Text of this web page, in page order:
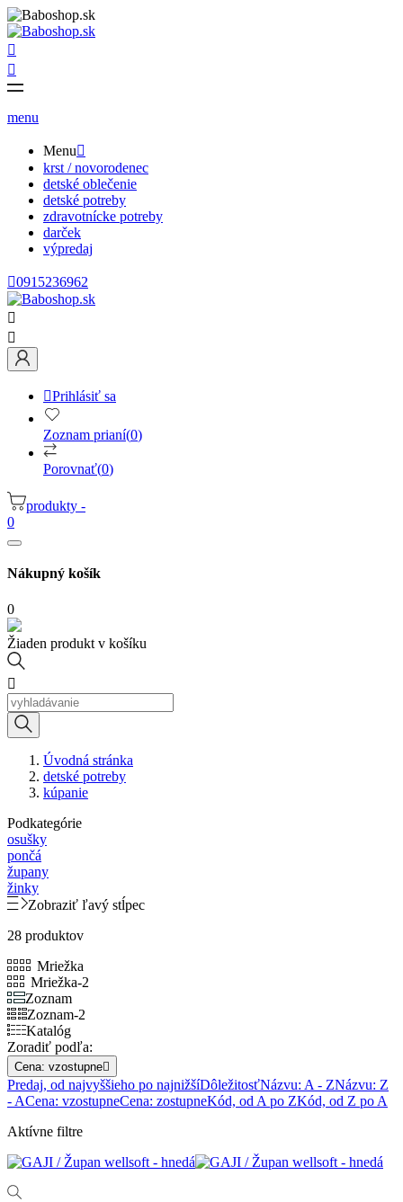


menu
Menu
krst / novorodenec
detské oblečenie
detské potreby
zdravotnícke potreby
darček
výpredaj
0915236962


Prihlásiť sa
Zoznam prianí(0)
Porovnať(0)
produkty -
0
Nákupný košík
0
Žiaden produkt v košíku

Úvodná stránka
detské potreby
kúpanie
Podkategórie
osušky
pončá
župany
žinky
Zobraziť ľavý stĺpec
28 produktov
Mriežka
Mriežka-2
Zoznam
Zoznam-2
Katalóg
Zoradiť podľa:
Cena: vzostupne
Predaj, od najvyššieho po najnižšíDôležitosťNázvu: A - ZNázvu: Z
- ACena: vzostupneCena: zostupneKód, od A po ZKód, od Z po A
Aktívne filtre